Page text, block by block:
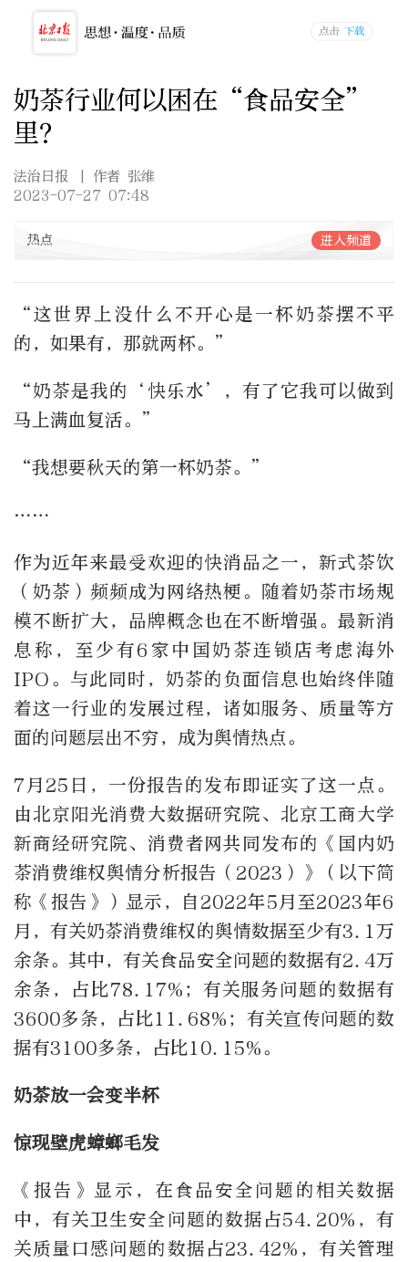
奶茶行业何以困在“食品安全”
里？
法治日报
| 作者 张维
2023-07-27 07:48
热点 进入频道
“这世界上没什么不开心是一杯奶茶摆不平
的，如果有，那就两杯。”
“奶茶是我的‘快乐水’，有了它我可以做到
马上满血复活。”
“我想要秋天的第一杯奶茶。”
……
作为近年来最受欢迎的快消品之一，新式茶饮
（奶茶）频频成为网络热梗。随着奶茶市场规
模不断扩大，品牌概念也在不断增强。最新消
息称，至少有6家中国奶茶连锁店考虑海外
IPO。与此同时，奶茶的负面信息也始终伴随
着这一行业的发展过程，诸如服务、质量等方
面的问题层出不穷，成为舆情热点。
7月25日，一份报告的发布即证实了这一点。
由北京阳光消费大数据研究院、北京工商大学
新商经研究院、消费者网共同发布的《国内奶
茶消费维权舆情分析报告（2023）》（以下简
称《报告》）显示，自2022年5月至2023年6
月，有关奶茶消费维权的舆情数据至少有3.1万
余条。其中，有关食品安全问题的数据有2.4万
余条，占比78.17%；有关服务问题的数据有
3600多条，占比11.68%；有关宣传问题的数
据有3100多条，占比10.15%。
奶茶放一会变半杯
惊现壁虎蟑螂毛发
《报告》显示，在食品安全问题的相关数据
中，有关卫生安全问题的数据占54.20%，有
关质量口感问题的数据占23.42%，有关管理